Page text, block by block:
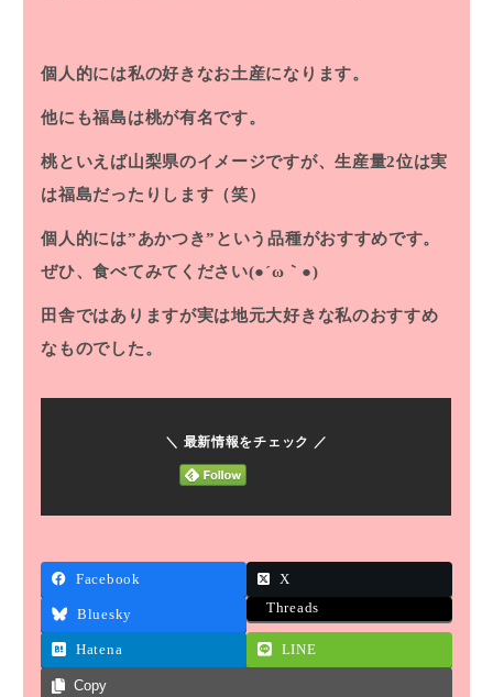
個人的には私の好きなお土産になります。
他にも福島は桃が有名です。
桃といえば山梨県のイメージですが、生産量2位は実
は福島だったりします（笑）
個人的には”あかつき”という品種がおすすめです。
ぜひ、食べてみてください(●´ω｀●)
田舎ではありますが実は地元大好きな私のおすすめ
なものでした。
＼ 最新情報をチェック ／
Facebook X
Bluesky Threads
Hatena LINE
Copy